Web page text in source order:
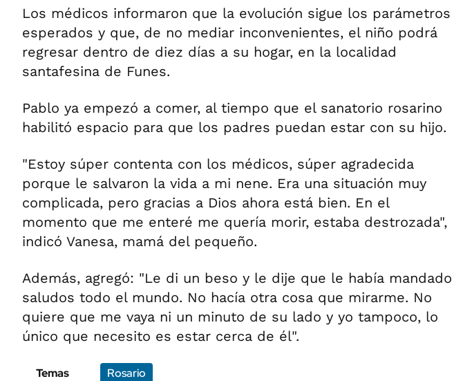
Los médicos informaron que la evolución sigue los parámetros
esperados y que, de no mediar inconvenientes, el niño podrá
regresar dentro de diez días a su hogar, en la localidad
santafesina de Funes.
Pablo ya empezó a comer, al tiempo que el sanatorio rosarino
habilitó espacio para que los padres puedan estar con su hijo.
"Estoy súper contenta con los médicos, súper agradecida
porque le salvaron la vida a mi nene. Era una situación muy
complicada, pero gracias a Dios ahora está bien. En el
momento que me enteré me quería morir, estaba destrozada",
indicó Vanesa, mamá del pequeño.
Además, agregó: "Le di un beso y le dije que le había mandado
saludos todo el mundo. No hacía otra cosa que mirarme. No
quiere que me vaya ni un minuto de su lado y yo tampoco, lo
único que necesito es estar cerca de él".
Temas Rosario